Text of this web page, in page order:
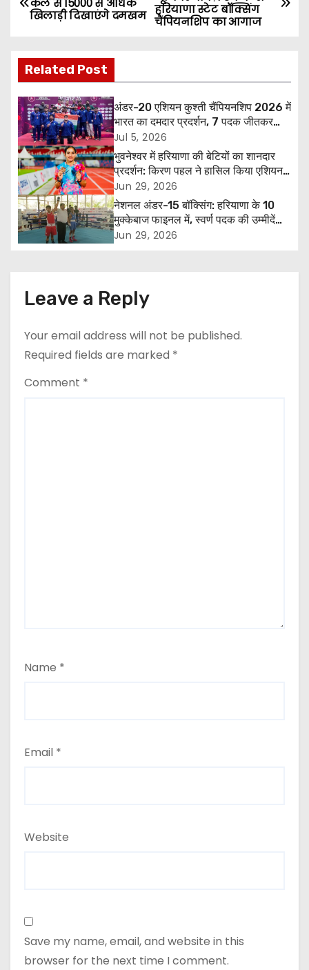
o
t
n
a
v
i
g
o
हरियाणा स्टेट बॉक्सिंग
चैंपियनशिप का आगाज
खिलाड़ी दिखाएंगे दमखम
Related Post
अंडर-20 एशियन कुश्ती चैंपियनशिप 2026 में
भारत का दमदार प्रदर्शन, 7 पदक जीतकर
ओवरऑल टीम ट्रॉफी में तीसरा स्थान
Jul 5, 2026
भुवनेश्वर में हरियाणा की बेटियों का शानदार
प्रदर्शन: किरण पहल ने हासिल किया एशियन
गेम्स क्वालिफाइंग स्टैंडर्ड, पूजा ने जीता कांस्य
पदक
Jun 29, 2026
नेशनल अंडर-15 बॉक्सिंग: हरियाणा के 10
मुक्केबाज फाइनल में, स्वर्ण पदक की उम्मीदें
बढ़ीं
Jun 29, 2026
Leave a Reply
Your email address will not be published.
Required fields are marked *
Comment *
Name *
Email *
Website
Save my name, email, and website in this
browser for the next time I comment.